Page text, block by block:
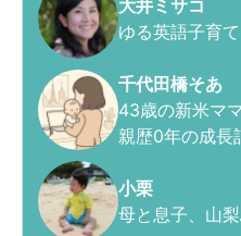
大井ミサコ
ゆる英語子育て
千代田橋そあ
43歳の新米マ
親歴0年の成長
小栗
母と息子、山